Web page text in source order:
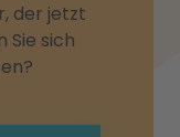
der jetzt
Sie sich